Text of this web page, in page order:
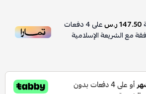
147.50 ر.س على4دفعات
مع الشريعة الإسلامية